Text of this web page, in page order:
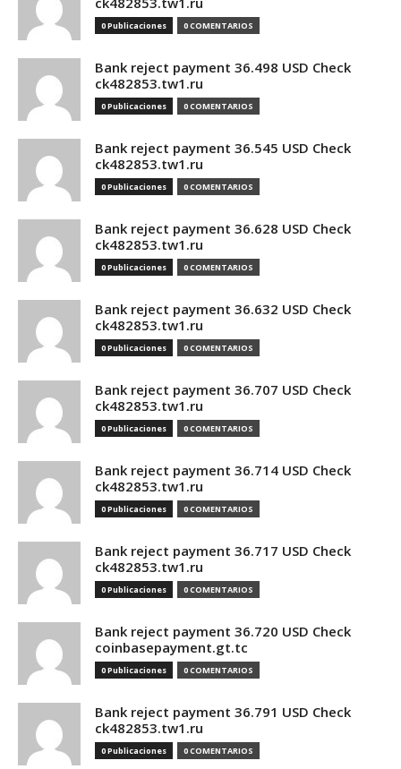
0 Publicaciones 0 COMENTARIOS
Bank reject payment 36.498 USD Check
ck482853.tw1.ru
0 Publicaciones 0 COMENTARIOS
Bank reject payment 36.545 USD Check
ck482853.tw1.ru
0 Publicaciones 0 COMENTARIOS
Bank reject payment 36.628 USD Check
ck482853.tw1.ru
0 Publicaciones 0 COMENTARIOS
Bank reject payment 36.632 USD Check
ck482853.tw1.ru
0 Publicaciones 0 COMENTARIOS
Bank reject payment 36.707 USD Check
ck482853.tw1.ru
0 Publicaciones 0 COMENTARIOS
Bank reject payment 36.714 USD Check
ck482853.tw1.ru
0 Publicaciones 0 COMENTARIOS
Bank reject payment 36.717 USD Check
ck482853.tw1.ru
0 Publicaciones 0 COMENTARIOS
Bank reject payment 36.720 USD Check
coinbasepayment.gt.tc
0 Publicaciones 0 COMENTARIOS
Bank reject payment 36.791 USD Check
ck482853.tw1.ru
0 Publicaciones 0 COMENTARIOS